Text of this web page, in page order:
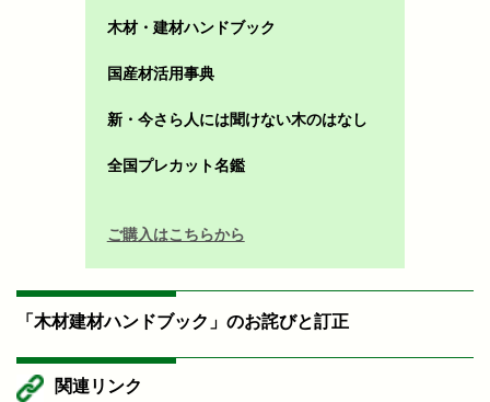
木材・建材ハンドブック
国産材活用事典
新・今さら人には聞けない木のはなし
全国プレカット名鑑
ご購入はこちらから
「木材建材ハンドブック」のお詫びと訂正
関連リンク